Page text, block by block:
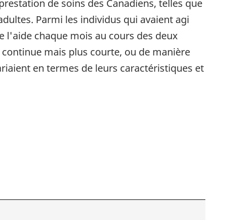
de soins des Canadiens, telles que
Parmi les individus qui avaient agi
l'aide chaque mois au cours des deux
mais plus courte, ou de manière
en termes de leurs caractéristiques et